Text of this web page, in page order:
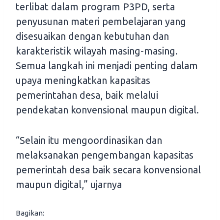
terlibat dalam program P3PD, serta
penyusunan materi pembelajaran yang
disesuaikan dengan kebutuhan dan
karakteristik wilayah masing-masing.
Semua langkah ini menjadi penting dalam
upaya meningkatkan kapasitas
pemerintahan desa, baik melalui
pendekatan konvensional maupun digital.
“Selain itu mengoordinasikan dan
melaksanakan pengembangan kapasitas
pemerintah desa baik secara konvensional
maupun digital,” ujarnya
Bagikan: